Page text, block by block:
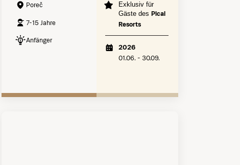
Poreč
7-15 Jahre
Anfänger
Exklusiv für
Gäste des Pical
Resorts
2026
01.06. - 30.09.